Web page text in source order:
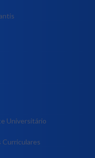
Universitário
Curriculares